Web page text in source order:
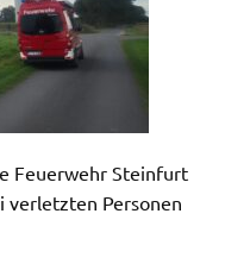
Feuerwehr Steinfurt
verletzten Personen